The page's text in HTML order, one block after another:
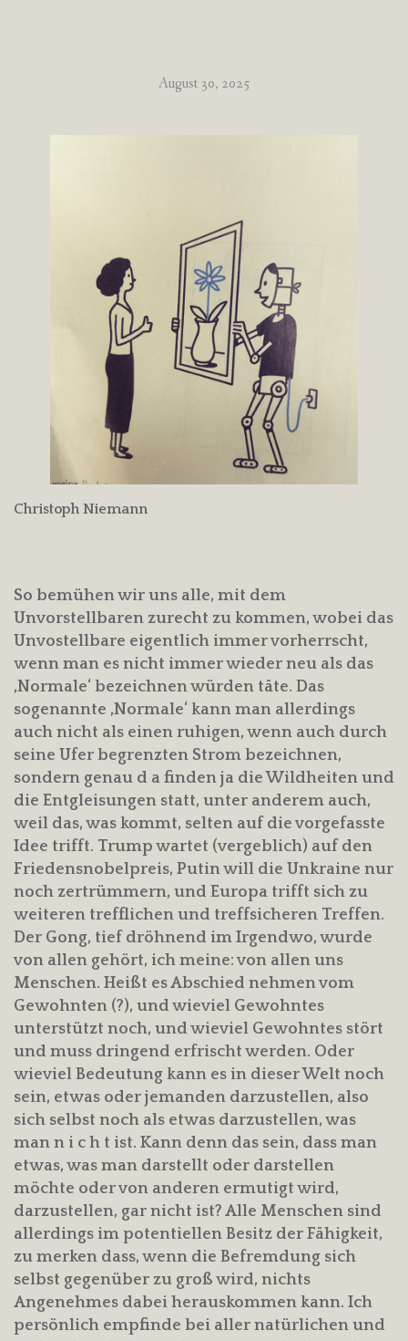
August 30, 2025
Christoph Niemann
So bemühen wir uns alle, mit dem
Unvorstellbaren zurecht zu kommen, wobei das
Unvostellbare eigentlich immer vorherrscht,
wenn man es nicht immer wieder neu als das
‚Normale‘ bezeichnen würden täte. Das
sogenannte ‚Normale‘ kann man allerdings
auch nicht als einen ruhigen, wenn auch durch
seine Ufer begrenzten Strom bezeichnen,
sondern genau d a finden ja die Wildheiten und
die Entgleisungen statt, unter anderem auch,
weil das, was kommt, selten auf die vorgefasste
Idee trifft. Trump wartet (vergeblich) auf den
Friedensnobelpreis, Putin will die Unkraine nur
noch zertrümmern, und Europa trifft sich zu
weiteren trefflichen und treffsicheren Treffen.
Der Gong, tief dröhnend im Irgendwo, wurde
von allen gehört, ich meine: von allen uns
Menschen. Heißt es Abschied nehmen vom
Gewohnten (?), und wieviel Gewohntes
unterstützt noch, und wieviel Gewohntes stört
und muss dringend erfrischt werden. Oder
wieviel Bedeutung kann es in dieser Welt noch
sein, etwas oder jemanden darzustellen, also
sich selbst noch als etwas darzustellen, was
man n i c h t ist. Kann denn das sein, dass man
etwas, was man darstellt oder darstellen
möchte oder von anderen ermutigt wird,
darzustellen, gar nicht ist? Alle Menschen sind
allerdings im potentiellen Besitz der Fähigkeit,
zu merken dass, wenn die Befremdung sich
selbst gegenüber zu groß wird, nichts
Angenehmes dabei herauskommen kann. Ich
persönlich empfinde bei aller natürlichen und